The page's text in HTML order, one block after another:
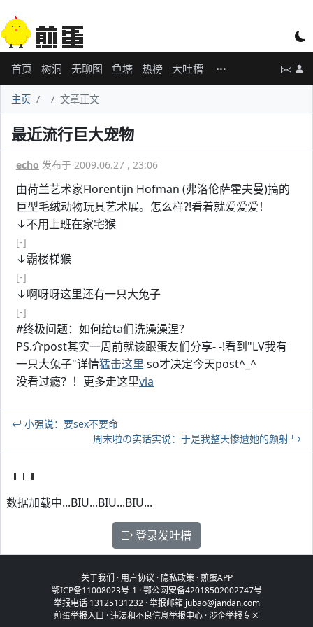
首页 树洞 无聊图 鱼塘 热榜 大吐槽
主页 文章正文
最近流行巨大宠物
echo 发布于 2009.06.27 , 23:06
由荷兰艺术家Florentijn Hofman (弗洛伦萨霍夫曼)搞的
巨型毛绒动物玩具艺术展。怎么样?!看着就爱爱爱！
↓不用上班在家宅猴
[-]
↓霸楼梯猴
[-]
↓啊呀呀这里还有一只大兔子
[-]
#终极问题：如何给ta们洗澡澡涅？
PS.介post其实一周前就该跟蛋友们分享- -!看到"LV我有
一只大兔子"详情猛击这里 so才决定今天post^_^
没看过瘾？！更多走这里via
小强说：要sex不要命
周末啦の实话实说：于是我整天惨遭她的颜射
数据加载中...BIU...BIU...BIU...
登录发吐槽
关于我们 ·用户协议 · 隐私政策·煎蛋APP
鄂ICP备11008023号-1 ·鄂公网安备42018502002747号
举报电话 13125131232 · 举报邮箱 jubao@jandan.com
煎蛋举报入口 ·违法和不良信息举报中心 ·涉企举报专区